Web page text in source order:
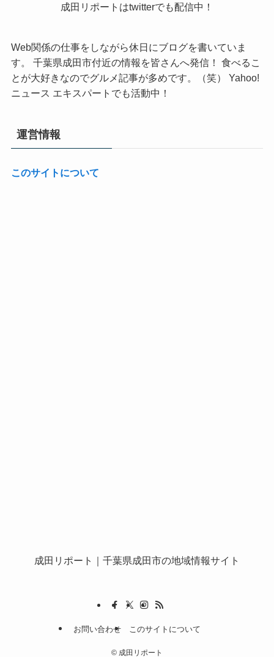
成田リポートはtwitterでも配信中！
Web関係の仕事をしながら休日にブログを書いていま
す。 千葉県成田市付近の情報を皆さんへ発信！ 食べるこ
とが大好きなのでグルメ記事が多めです。（笑） Yahoo!
ニュース エキスパートでも活動中！
運営情報
このサイトについて
成田リポート ｜千葉県成田市の地域情報サイト
お問い合わせ このサイトについて
© 成田リポート